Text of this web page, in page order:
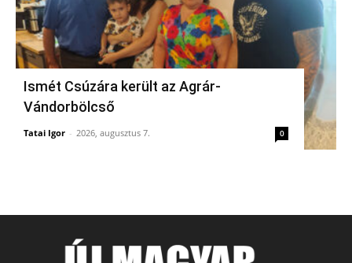
Ismét Csúzára került az Agrár-
Vándorbölcső
Tatai Igor - 2026, augusztus 7. 0